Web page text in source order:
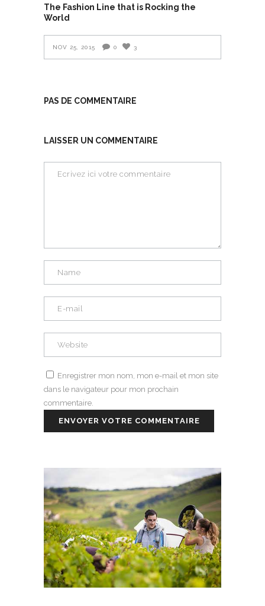
The Fashion Line that is Rocking the
World
NOV 25, 2015 0 3
PAS DE COMMENTAIRE
LAISSER UN COMMENTAIRE
Enregistrer mon nom, mon e-mail et mon site
dans le navigateur pour mon prochain
commentaire.